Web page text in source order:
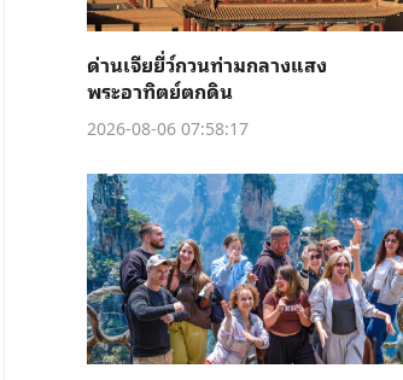
ด่านเจียยี่ว์กวนท่ามกลางแสง
พระอาทิตย์ตกดิน
2026-08-06 07:58:17